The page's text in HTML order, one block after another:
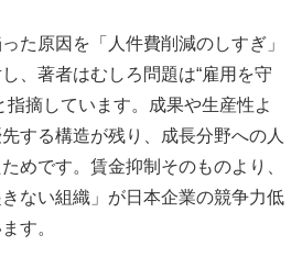
た原因を「人件費削減のしすぎ」
、著者はむしろ問題は“雇用を守
指摘しています。成果や生産性よ
する構造が残り、成長分野への人
めです。賃金抑制そのものより、
きない組織」が日本企業の競争力低
す。